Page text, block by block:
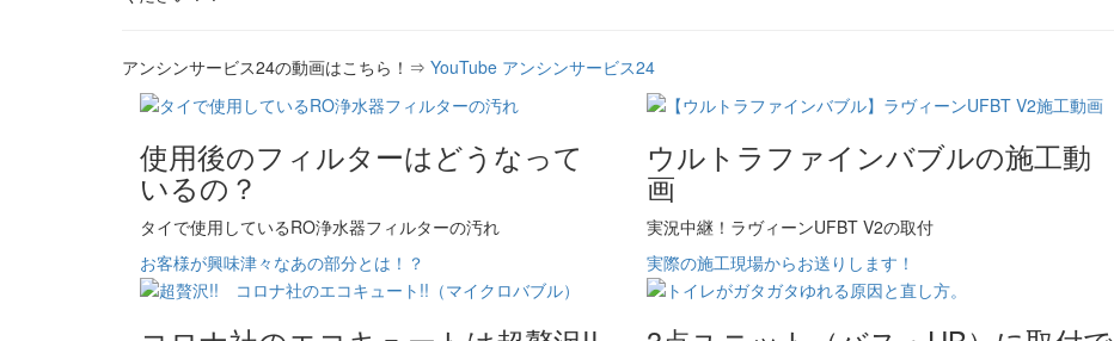
アンシンサービス24の動画はこちら！⇒ YouTube アンシンサービス24
使用後のフィルターはどうなって
いるの？
タイで使用しているRO浄水器フィルターの汚れ
お客様が興味津々なあの部分とは！？
ウルトラファインバブルの施工動
画
実況中継！ラヴィーンUFBT V2の取付
実際の施工現場からお送りします！